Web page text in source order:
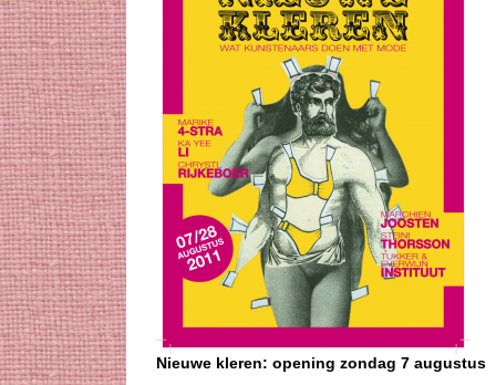
Nieuwe kleren: opening zondag 7 augustus